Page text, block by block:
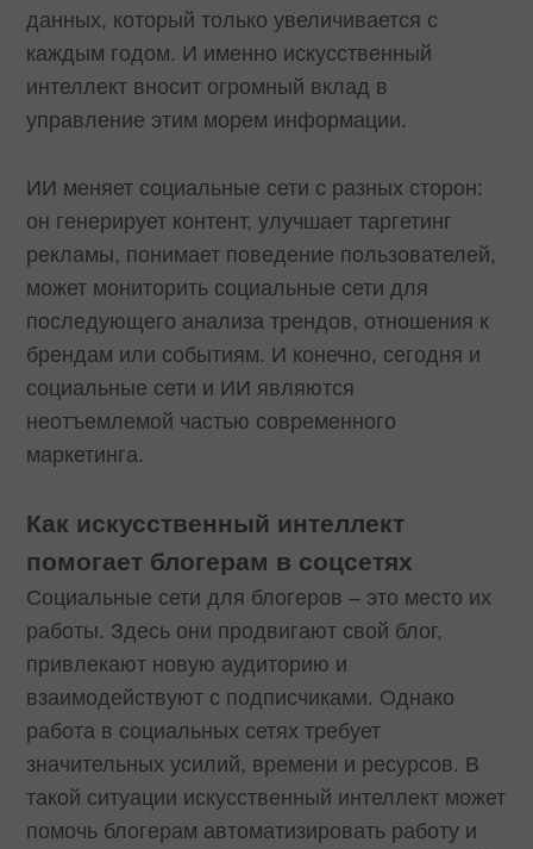
данных, который только увеличивается с
каждым годом. И именно искусственный
интеллект вносит огромный вклад в
управление этим морем информации.
ИИ меняет социальные сети с разных сторон:
он генерирует контент, улучшает таргетинг
рекламы, понимает поведение пользователей,
может мониторить социальные сети для
последующего анализа трендов, отношения к
брендам или событиям. И конечно, сегодня и
социальные сети и ИИ являются
неотъемлемой частью современного
маркетинга.
Как искусственный интеллект
помогает блогерам в соцсетях
Социальные сети для блогеров – это место их
работы. Здесь они продвигают свой блог,
привлекают новую аудиторию и
взаимодействуют с подписчиками. Однако
работа в социальных сетях требует
значительных усилий, времени и ресурсов. В
такой ситуации искусственный интеллект может
помочь блогерам автоматизировать работу и